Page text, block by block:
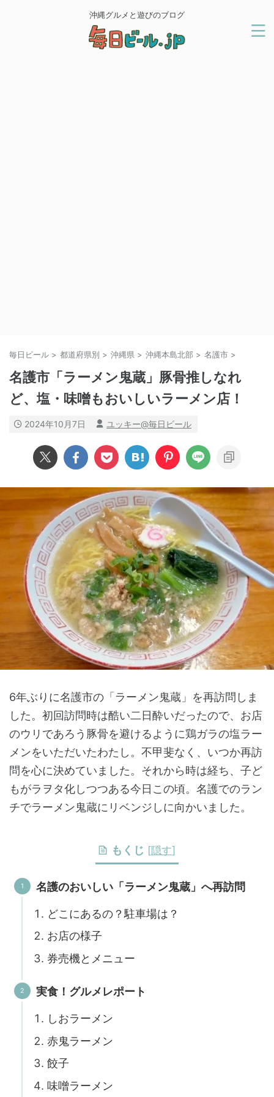
沖縄グルメと遊びのブログ
毎日ビール > 都道府県別 > 沖縄県 > 沖縄本島北部 > 名護市 >
名護市「ラーメン鬼蔵」豚骨推しなれ
ど、塩・味噌もおいしいラーメン店！
2024年10月7日 ユッキー@毎日ビール
6年ぶりに名護市の「ラーメン鬼蔵」を再訪問しま
した。初回訪問時は酷い二日酔いだったので、お店
のウリであろう豚骨を避けるように鶏ガラの塩ラー
メンをいただいたわたし。不甲斐なく、いつか再訪
問を心に決めていました。それから時は経ち、子ど
もがラヲタ化しつつある今日この頃。名護でのラン
チでラーメン鬼蔵にリベンジしに向かいました。
もくじ [隠す]
名護のおいしい「ラーメン鬼蔵」へ再訪問
どこにあるの？駐車場は？
お店の様子
券売機とメニュー
実食！グルメレポート
しおラーメン
赤鬼ラーメン
餃子
味噌ラーメン